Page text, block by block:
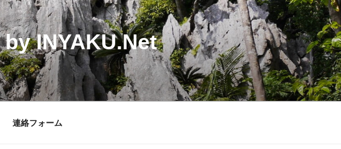
INYAKU.Net
連絡フォーム